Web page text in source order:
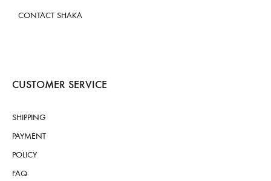
CONTACT SHAKA
CUSTOMER SERVICE
SHIPPING
PAYMENT
POLICY
FAQ